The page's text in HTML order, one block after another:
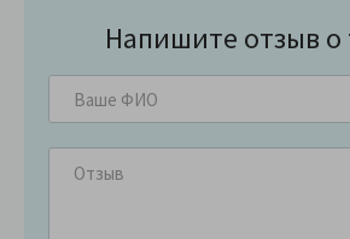
Напишите отзыв о